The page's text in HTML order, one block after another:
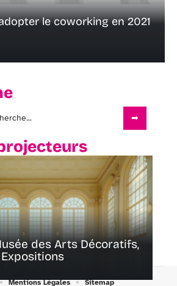
le coworking en 2021
des Arts Décoratifs,
Mentions Légales Sitemap